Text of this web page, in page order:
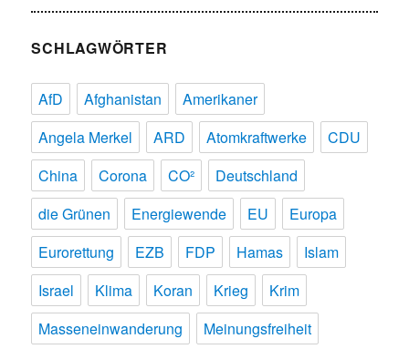
SCHLAGWÖRTER
AfD Afghanistan
Amerikaner
Angela Merkel
ARD Atomkraftwerke
CDU
China
Corona CO²
Deutschland
die Grünen
Energiewende EU
Europa
Eurorettung
EZB FDP Hamas
Islam
Israel
Klima Koran Krieg
Krim
Masseneinwanderung
Meinungsfreiheit